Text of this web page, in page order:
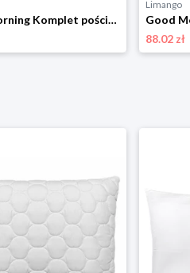
Good Morning Komplet pościeli renforcé "Astra" w kolorze biało-błękitno-żółtym rozmiar: 140x200 cm
Limango
88.02 zł